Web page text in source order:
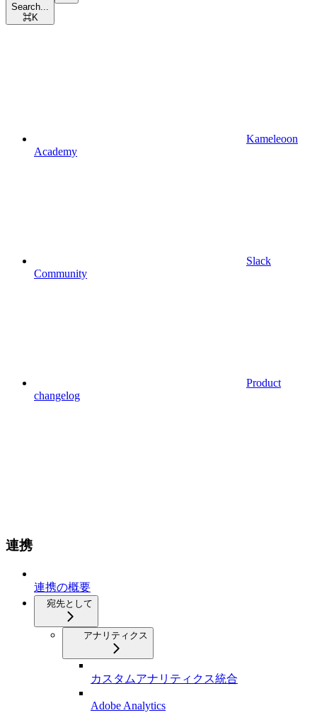
Search...
⌘K
Kameleoon
Academy
Slack
Community
Product
changelog
連携
連携の概要
宛先として
アナリティクス
カスタムアナリティクス統合
Adobe Analytics